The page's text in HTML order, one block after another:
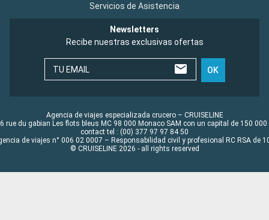
Servicios de Asistencia
Newsletters
Recibe nuestras exclusivas ofertas
TU EMAIL OK
Agencia de viajes especializada crucero – CRUISELINE
rue du gabian Les flots bleus MC 98 000 Monaco SAM con un capital de 150 000
contact tel : (00) 377 97 97 84 50
de viajes n° 006 02 0007 – Responsabilidad civil y profesional RC RSA de
© CRUISELINE 2026 - all rights reserved